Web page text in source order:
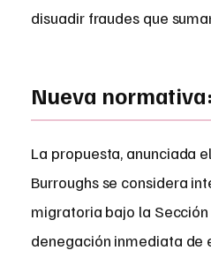
disuadir fraudes que
Nueva
La propuesta, anunciada
Burroughs se considera
migratoria bajo la
denegación inmediata de